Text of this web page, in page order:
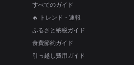
すべてのガイド
🔥 トレンド・速報
ふるさと納税ガイド
食費節約ガイド
引っ越し費用ガイド